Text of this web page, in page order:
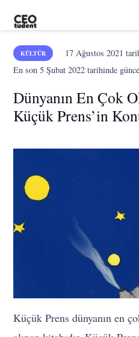
KÜLTÜR 17 Ağustos 2021
En son5 Şubat 2022 tarihinde
Dünyanın En Çok
Küçük Prens’in
Küçük Prens dünyanın en